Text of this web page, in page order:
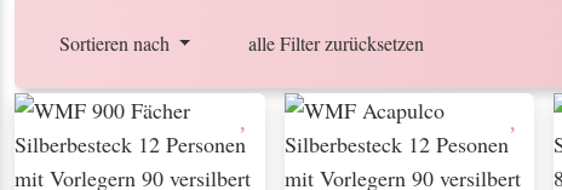
Sortieren nach alle Filter zurücksetzen